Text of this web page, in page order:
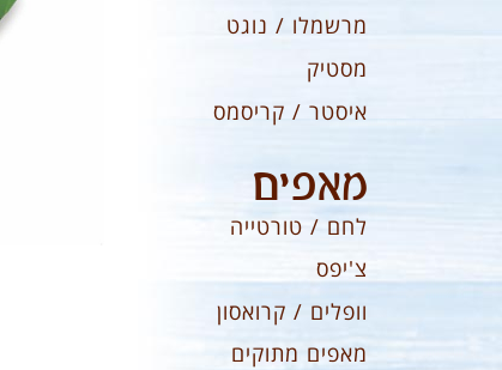
מרשמלו / נוגט
מסטיק
איסטר / קריסמס
מאפים
לחם / טורטייה
צ'יפס
וופלים / קרואסון
מאפים מתוקים